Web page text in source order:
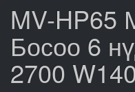
MV-HP65
Босоо 6
2700